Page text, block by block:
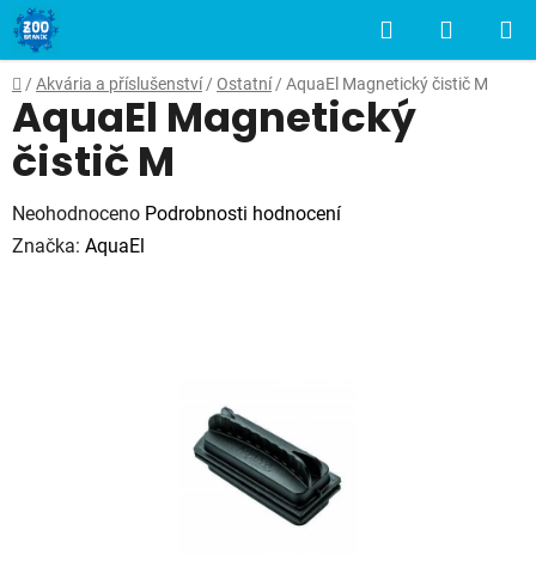
Přejít
na
obsah
Hledat
KOŠÍK
Domů
/ Akvária a příslušenství / Ostatní / AquaEl Magnetický čistič M
AquaEl Magnetický
čistič M
Průměrné
hodnocení
Neohodnoceno Podrobnosti hodnocení
Značka: AquaEl